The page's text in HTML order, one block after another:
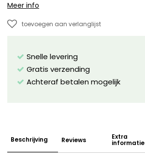
Meer info
toevoegen aan verlanglijst
Snelle levering
Gratis verzending
Achteraf betalen mogelijk
Beschrijving Reviews Extra
informatie